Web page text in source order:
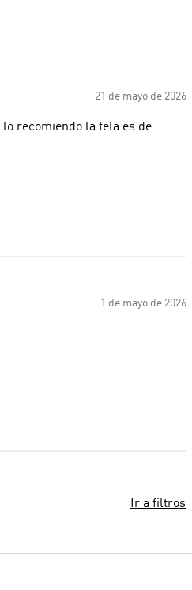
21 de mayo de 2026
1 de mayo de 2026
Ir a filtros